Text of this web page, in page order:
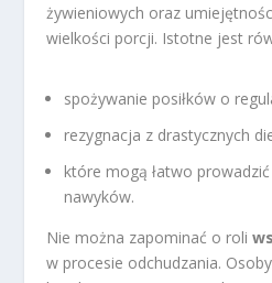
żywieniowych oraz
wielkości porcji. Istotne jest
spożywanie posiłków o
rezygnacja z drastycznych
które mogą łatwo
nawyków.
Nie można zapominać o roli
w procesie odchudzania.